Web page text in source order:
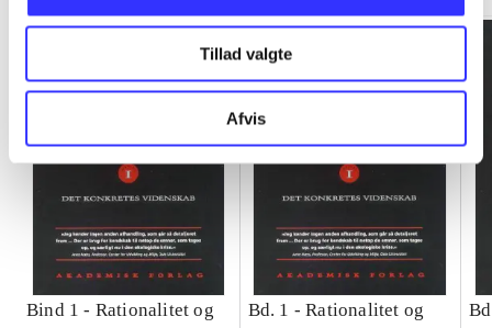
Tillad valgte
Afvis
Bind 1 - Rationalitet og
Bd. 1 -Rationalitet og